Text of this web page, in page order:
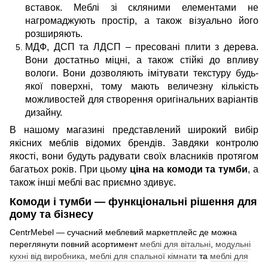
вставок. Меблі зі скляними елементами не
нагромаджують простір, а також візуально його
розширяють.
МДФ, ДСП та ЛДСП – пресовані плити з дерева.
Вони достатньо міцні, а також стійкі до впливу
вологи. Вони дозволяють імітувати текстуру будь-
якої поверхні, тому мають величезну кількість
можливостей для створення оригінальних варіантів
дизайну.
В нашому магазині представлений широкий вибір
якісних меблів відомих брендів. Завдяки контролю
якості, вони будуть радувати своїх власників протягом
багатьох років. При цьому ціна на комоди та тумби, а
також інші меблі вас приємно здивує.
Комоди і тумби — функціональні рішення для
дому та бізнесу
CentrMebel — сучасний меблевий маркетплейс де можна
переглянути повний асортимент меблі для вітальні модульні
кухні від виробника
меблі для спальної кімнати та меблі для